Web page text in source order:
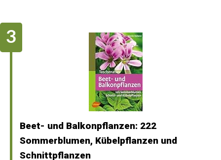
Beet- und Balkonpflanzen: 222
Sommerblumen, Kübelpflanzen und
Schnittpflanzen